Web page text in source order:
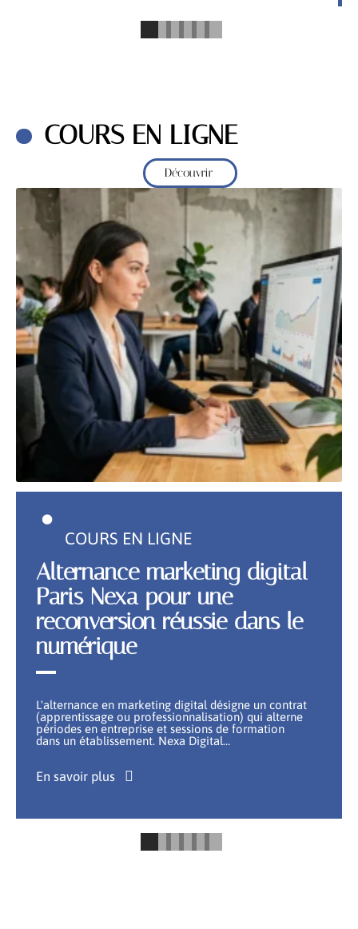
COURS EN LIGNE
Découvrir
COURS EN LIGNE
Alternance marketing digital
Paris Nexa pour une
reconversion réussie dans le
numérique
L'alternance en marketing digital désigne un contrat
(apprentissage ou professionnalisation) qui alterne
périodes en entreprise et sessions de formation
dans un établissement. Nexa Digital…
En savoir plus